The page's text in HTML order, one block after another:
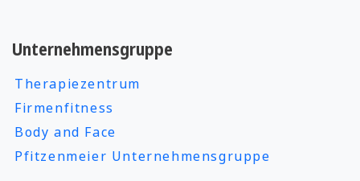
Unternehmensgruppe
Therapiezentrum
Firmenfitness
Body and Face
Pfitzenmeier Unternehmensgruppe